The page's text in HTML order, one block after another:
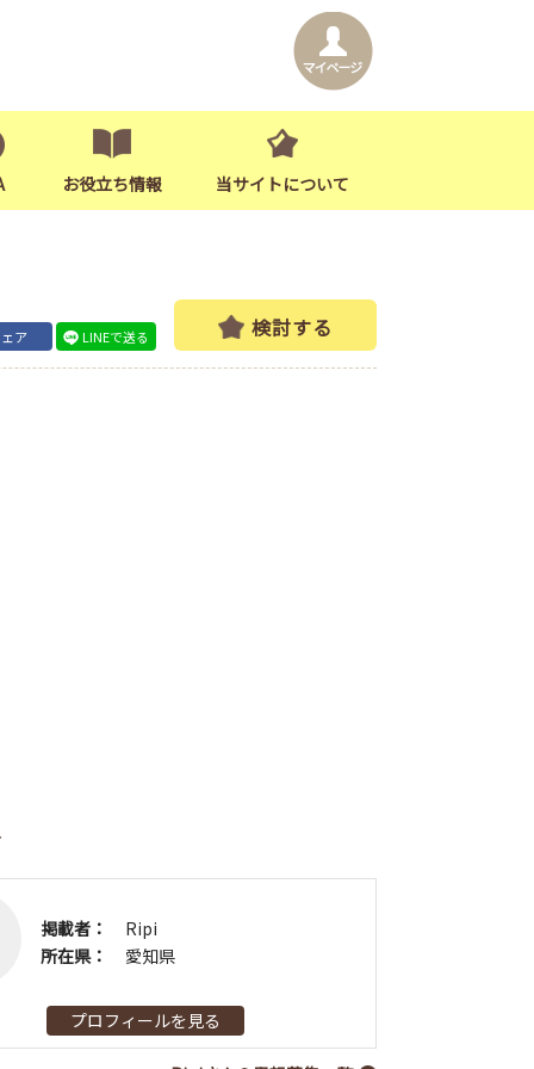
お役立ち情報 当サイトについて
ア LINEで送る 検討する
掲載者：
Ripi
所在県：
愛知県
プロフィールを見る